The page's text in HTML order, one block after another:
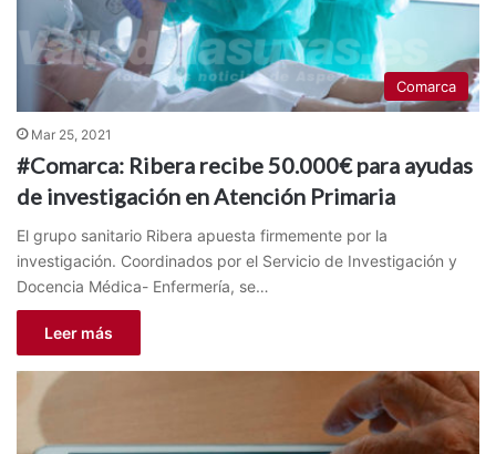
Comarca
Mar 25, 2021
#Comarca: Ribera recibe 50.000€ para ayudas
de investigación en Atención Primaria
El grupo sanitario Ribera apuesta firmemente por la
investigación. Coordinados por el Servicio de Investigación y
Docencia Médica- Enfermería, se…
Leer más